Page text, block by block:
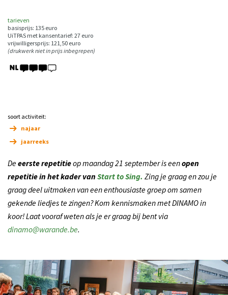
tarieven
basisprijs: 135 euro
UiTPAS met kansentarief: 27 euro
vrijwilligersprijs: 121,50 euro
(drukwerk niet in prijs inbegrepen)
soort activiteit:
najaar
jaarreeks
De eerste repetitieop maandag 21 september is eenopen
repetitie in het kader van Start to Sing. Zing je graag en zou je
graag deel uitmaken van een enthousiaste groep om samen
gekende liedjes te zingen? Kom kennismaken met DINAMO in
koor! Laat vooraf weten als je er graag bij bent via
dinamo@warande.be.
Overslaan